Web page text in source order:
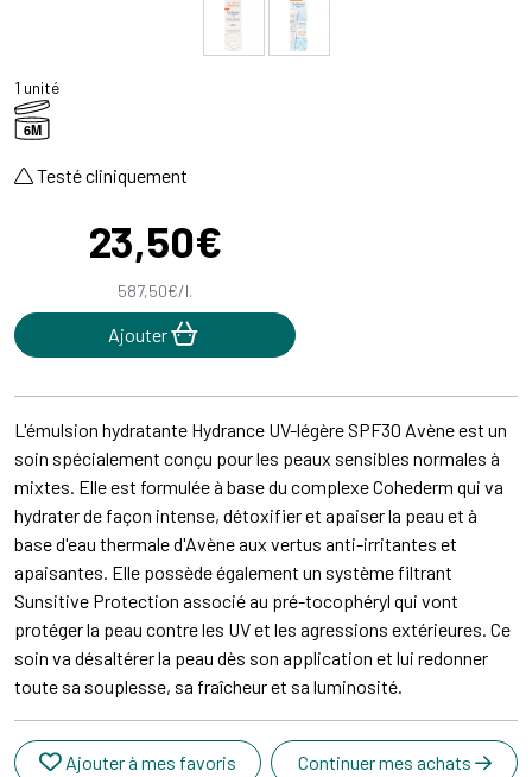
1 unité
6M
Testé cliniquement
23,50€
587,50€/l.
Ajouter
L'émulsion hydratante Hydrance UV-légère SPF30 Avène est un
soin spécialement conçu pour les peaux sensibles normales à
mixtes. Elle est formulée à base du complexe Cohederm qui va
hydrater de façon intense, détoxifier et apaiser la peau et à
base d'eau thermale d'Avène aux vertus anti-irritantes et
apaisantes. Elle possède également un système filtrant
Sunsitive Protection associé au pré-tocophéryl qui vont
protéger la peau contre les UV et les agressions extérieures. Ce
soin va désaltérer la peau dès son application et lui redonner
toute sa souplesse, sa fraîcheur et sa luminosité.
Ajouter à mes favoris Continuer mes achats